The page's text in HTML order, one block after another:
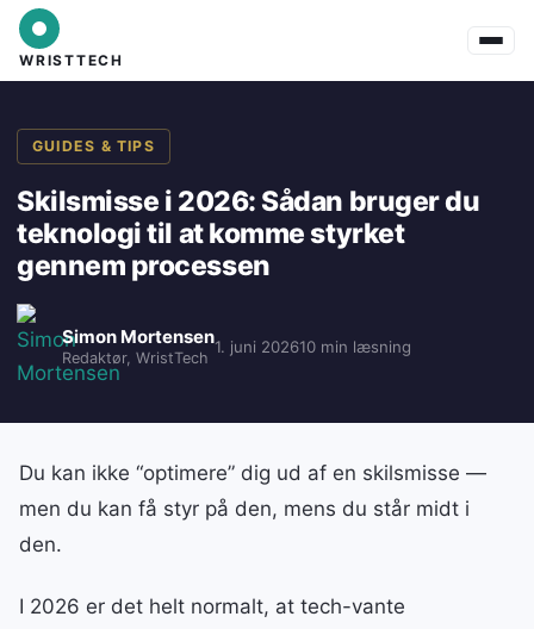
WRISTTECH
GUIDES & TIPS
Skilsmisse i 2026: Sådan bruger du
teknologi til at komme styrket
gennem processen
Simon Mortensen
Redaktør, WristTech
1. juni 202610 min læsning
Du kan ikke “optimere” dig ud af en skilsmisse —
men du kan få styr på den, mens du står midt i
den.
I 2026 er det helt normalt, at tech-vante